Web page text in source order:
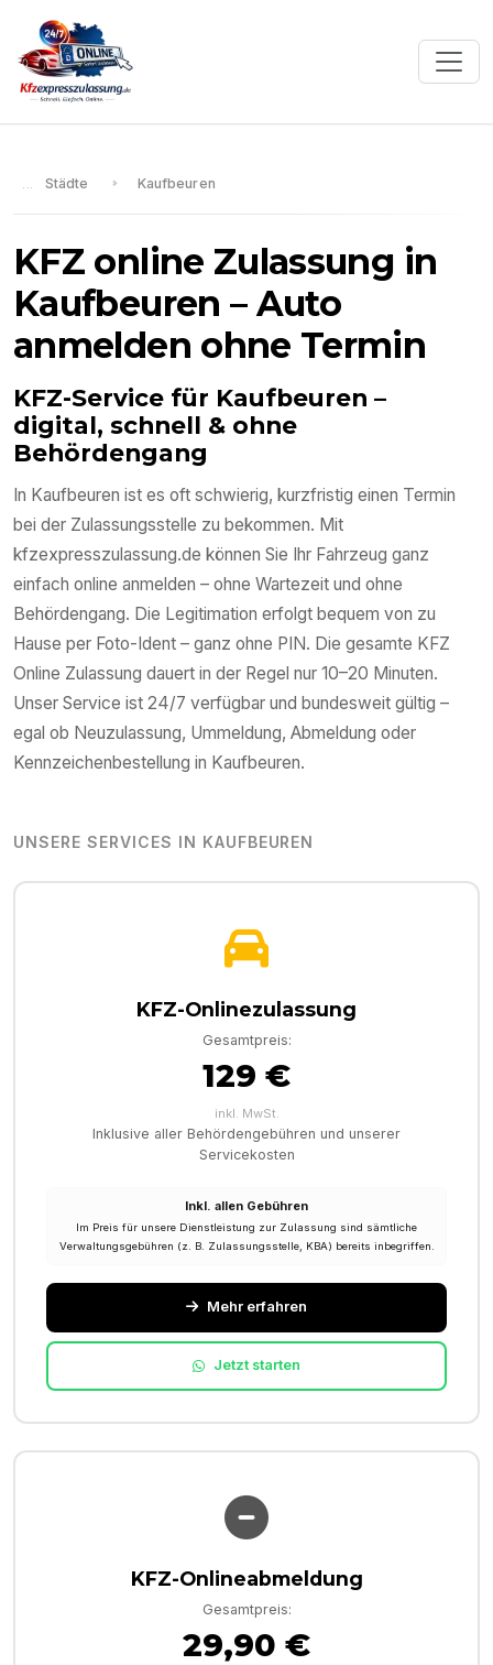
Städte Kaufbeuren
KFZ online Zulassung in
Kaufbeuren – Auto
anmelden ohne Termin
KFZ-Service für Kaufbeuren –
digital, schnell & ohne
Behördengang
In Kaufbeuren ist es oft schwierig, kurzfristig einen Termin
bei der Zulassungsstelle zu bekommen. Mit
kfzexpresszulassung.de können Sie Ihr Fahrzeug ganz
einfach online anmelden – ohne Wartezeit und ohne
Behördengang. Die Legitimation erfolgt bequem von zu
Hause per Foto-Ident – ganz ohne PIN. Die gesamte KFZ
Online Zulassung dauert in der Regel nur 10–20 Minuten.
Unser Service ist 24/7 verfügbar und bundesweit gültig –
egal ob Neuzulassung, Ummeldung, Abmeldung oder
Kennzeichenbestellung in Kaufbeuren.
UNSERE SERVICES IN KAUFBEUREN
KFZ-Onlinezulassung
Gesamtpreis:
129 €
inkl. MwSt.
Inklusive aller Behördengebühren und unserer
Servicekosten
Inkl. allen Gebühren
Im Preis für unsere Dienstleistung zur Zulassung sind sämtliche
Verwaltungsgebühren (z. B. Zulassungsstelle, KBA) bereits inbegriffen.
Mehr erfahren
Jetzt starten
KFZ-Onlineabmeldung
Gesamtpreis:
29,90 €